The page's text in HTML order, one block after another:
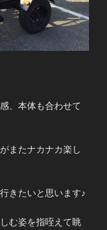
、本体も合わせて
またナカナカ楽し
きたいと思います♪
む姿を指咥えて眺